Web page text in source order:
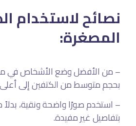
نصائح لاستخدام
المصغرة:
– من الأفضل وضع الأشخاص في
بحجم متوسط من الكتفين إلى
– استخدم صورًا واضحة ونقية،
بتفاصيل غير مفيدة.